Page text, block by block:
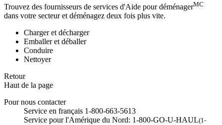
Trouvez des fournisseurs de services d'Aide pour déménagerMC
dans votre secteur et déménagez deux fois plus vite.
Charger et décharger
Emballer et déballer
Conduire
Nettoyer
Retour
Haut de la page
Pour nous contacter
Service en français 1-800-663-5613
Service pour l'Amérique du Nord: 1-800-GO-U-HAUL(1-